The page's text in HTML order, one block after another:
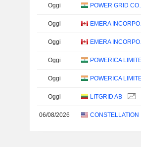
Oggi
Oggi
Oggi
Oggi POWERICA
Oggi POWERICA
Oggi LITGRID AB
06/08/2026